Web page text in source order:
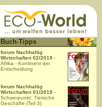
Buch-Tipps
forum Nachhaltig
Wirtschaften 02/2019 -
Afrika - Kontinent der
Entscheidung
forum Nachhaltig
Wirtschaften 01/2019 -
Schwerpunkt: Tierische
Geschäfte (Teil 3)